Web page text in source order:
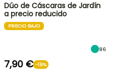
Dúo de Cáscaras de Jardín
a precio reducido
PRECIO BAJO
86
7,90 € -19%